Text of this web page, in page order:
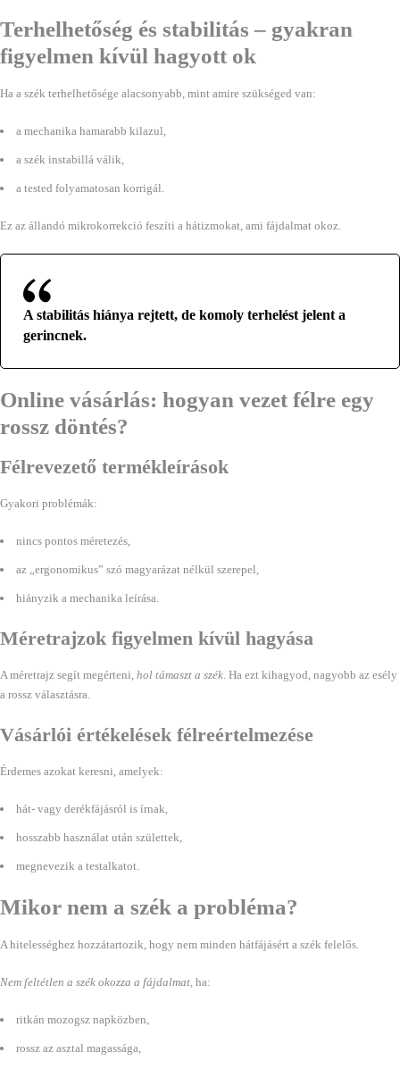
Terhelhetőség és stabilitás – gyakran
figyelmen kívül hagyott ok
Ha a szék terhelhetősége alacsonyabb, mint amire szükséged van:
a mechanika hamarabb kilazul,
a szék instabillá válik,
a tested folyamatosan korrigál.
Ez az állandó mikrokorrekció feszíti a hátizmokat, ami fájdalmat okoz.
A stabilitás hiánya rejtett, de komoly terhelést jelent a
gerincnek.
Online vásárlás: hogyan vezet félre egy
rossz döntés?
Félrevezető termékleírások
Gyakori problémák:
nincs pontos méretezés,
az „ergonomikus” szó magyarázat nélkül szerepel,
hiányzik a mechanika leírása.
Méretrajzok figyelmen kívül hagyása
A méretrajz segít megérteni, hol támaszt a szék. Ha ezt kihagyod, nagyobb az esély
a rossz választásra.
Vásárlói értékelések félreértelmezése
Érdemes azokat keresni, amelyek:
hát- vagy derékfájásról is írnak,
hosszabb használat után születtek,
megnevezik a testalkatot.
Mikor nem a szék a probléma?
A hitelességhez hozzátartozik, hogy nem minden hátfájásért a szék felelős.
Nem feltétlen a szék okozza a fájdalmat, ha:
ritkán mozogsz napközben,
rossz az asztal magassága,